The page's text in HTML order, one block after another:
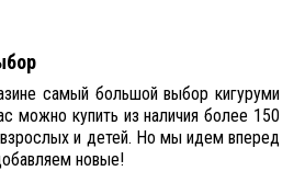
самый большой выбор кигуруми
можно купить из наличия более 150
и детей. Но мы идем вперед
новые!